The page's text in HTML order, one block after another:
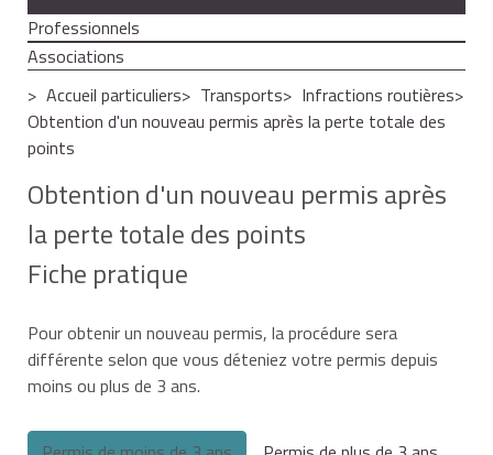
Professionnels
Associations
Accueil particuliers
Transports
Infractions routières
Obtention d'un nouveau permis après la perte totale des
points
Obtention d'un nouveau permis après
la perte totale des points
Fiche pratique
Pour obtenir un nouveau permis, la procédure sera
différente selon que vous déteniez votre permis depuis
moins ou plus de 3 ans.